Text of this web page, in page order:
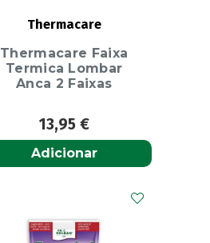
Thermacare
Thermacare Faixa
Termica Lombar
Anca 2 Faixas
13,95 €
Adicionar